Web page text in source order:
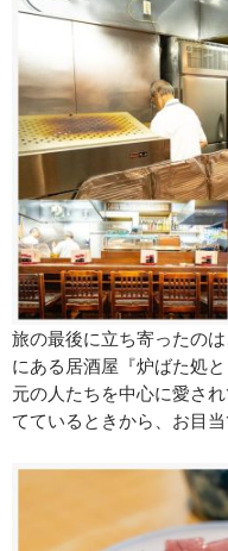
旅の最後に立ち寄ったの
にある居酒屋『炉ばた処
元の人たちを中心に愛さ
てているときから、お目当